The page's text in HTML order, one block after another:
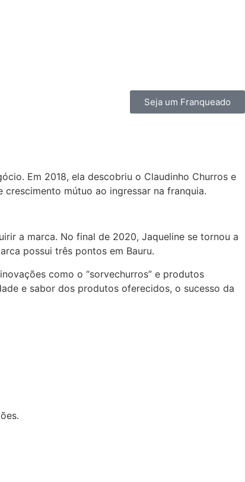
Seja um Franqueado
Em 2018, ela descobriu o Claudinho Churros e
mútuo ao ingressar na franquia.
a marca. No final de 2020, Jaqueline se tornou a
possui três pontos em Bauru.
como o “sorvechurros” e produtos
e sabor dos produtos oferecidos, o sucesso da